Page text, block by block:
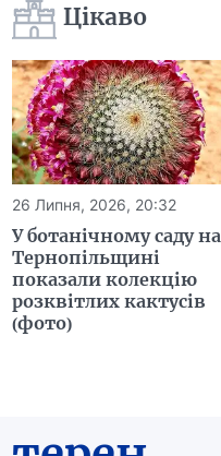
Цікаво
26 Липня, 2026, 20:32
У ботанічному саду на
Тернопільщині
показали колекцію
розквітлих кактусів
(фото)